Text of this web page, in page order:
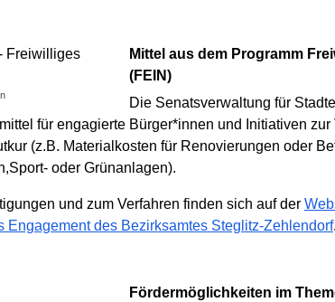
Mittel aus dem Programm Freiwilliges Engagement in Nachbarschaften
(FEIN)
Die Senatsverwaltung für
für engagierte Bürger*innen und Initiativen
(z.B. Materialkosten für Renovierungen oder
oder Grünanlagen).
und zum Verfahren finden sich auf der
Engagement des Bezirksamtes Steglitz-Zehlendorf.
Fördermöglichkeiten im